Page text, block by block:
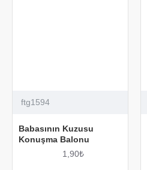
ftg1594
Babasının Kuzusu
Konuşma Balonu
1,90₺